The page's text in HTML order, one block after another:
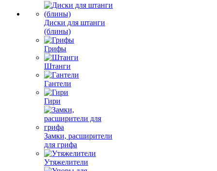
Диски для штанги
(блины)
Грифы
Штанги
Гантели
Гири
Замки, расширители
для грифа
Утяжелители